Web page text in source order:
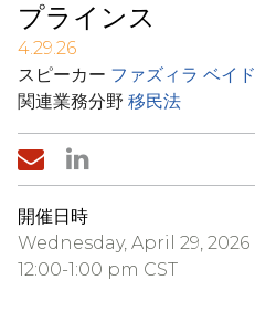
プラインス
4.29.26
スピーカー ファズィラ ベイド
関連業務分野 移民法
開催日時
Wednesday, April 29, 2026
12:00-1:00 pm CST